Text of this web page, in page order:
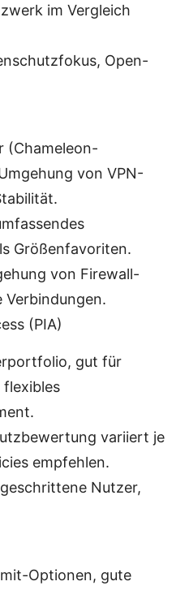
im Vergleich
Open-
(Chameleon-
von VPN-
Größenfavoriten.
von Firewall-
Verbindungen.
(PIA)
gut für
variiert je
empfehlen.
Nutzer,
Optionen, gute